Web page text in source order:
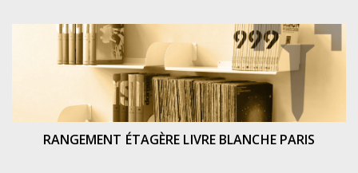
RANGEMENT ÉTAGÈRE LIVRE BLANCHE PARIS